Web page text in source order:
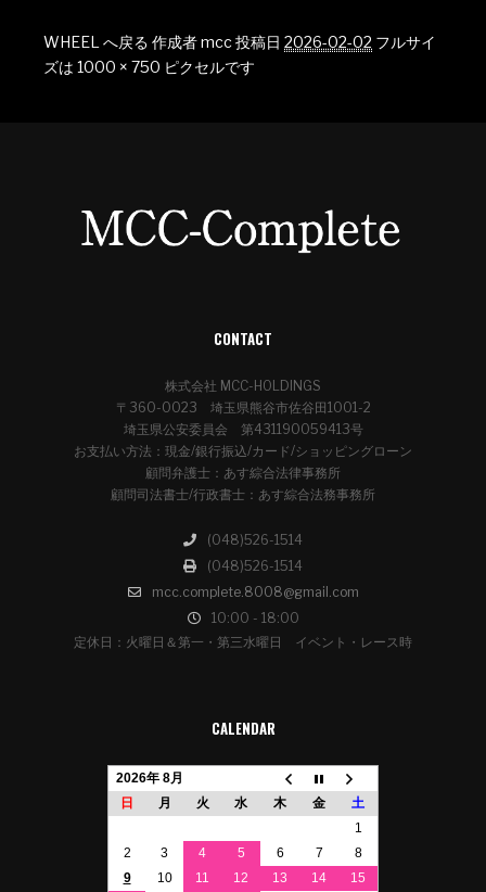
WHEEL へ戻る 作成者mcc投稿日 2026-02-02 フルサイ
ズは 1000 × 750 ピクセルです
CONTACT
株式会社 MCC-HOLDINGS
〒360-0023 埼玉県熊谷市佐谷田1001-2
埼玉県公安委員会 第431190059413号
お支払い方法：現金/銀行振込/カード/ショッピングローン
顧問弁護士：あす綜合法律事務所
顧問司法書士/行政書士：あす綜合法務事務所
(048)526-1514
(048)526-1514
mcc.complete.8008@gmail.com
10:00 - 18:00
定休日：火曜日＆第一・第三水曜日 イベント・レース時
CALENDAR
2026年 8月
日
月 火 水 木 金
土
1
2
3 4 5 6 7
8
9
10 11 12 13 14 15